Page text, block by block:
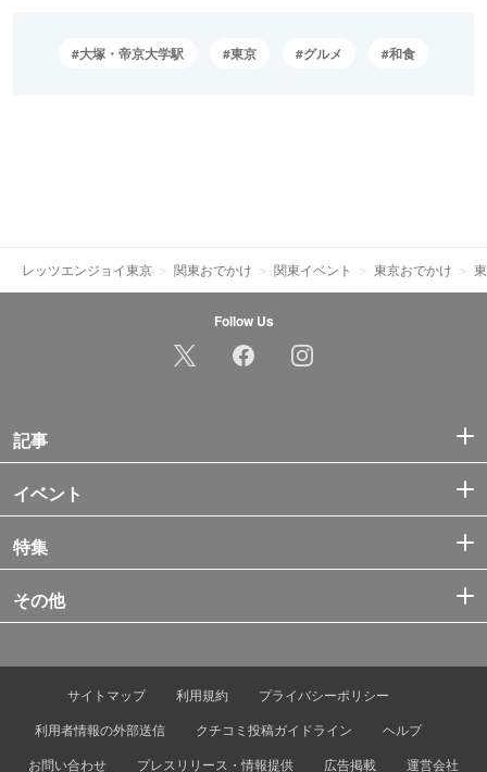
大塚・帝京大学駅 東京 グルメ 和食
レッツエンジョイ東京 関東おでかけ 関東イベント 東京おでかけ
Follow Us
記事
イベント
特集
その他
サイトマップ 利用規約
プライバシーポリシー
利用者情報の外部送信
クチコミ投稿ガイドライン
ヘルプ
お問い合わせ
プレスリリース・情報提供 広告掲載 運営会社